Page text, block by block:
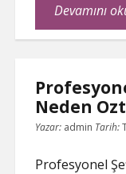
Devamını
Neden
Yazar: admin Tarih:
Profesyonel